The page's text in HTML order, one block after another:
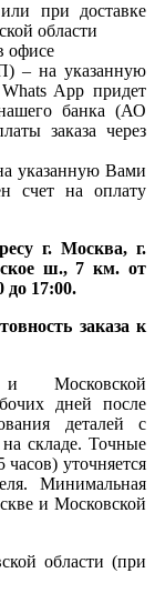
при доставке
области
офисе
– на указанную
App придет
банка (АО
заказа через
указанную Вами
счет на оплату
г. Москва, г.
ш., 7 км. от
до 17:00.
заказа к
Московской
дней после
деталей с
складе. Точные
уточняется
Минимальная
и Московской
области (при